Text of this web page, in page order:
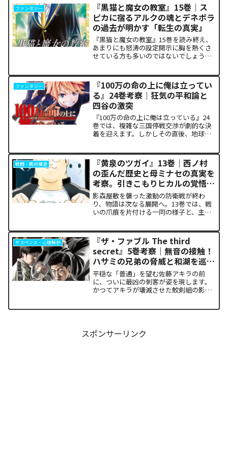
ファンタジー
『黒猫と魔女の教室』15巻｜ス
ピカに宿るアルクの魂とデネボラ
の過去が明かす「転生の真実」
『黒猫と魔女の教室』15巻を読み終え、
あまりにも怒涛の設定開示に胸を熱くさ
せている方も多いのではないでしょう
ドの裏側で、本作最大のミステリーであ
った「アルクの正体」と...
ファンタジー
『100万の命の上に俺は立ってい
る』24巻考察｜狂気の平和論と
四谷の激突
『100万の命の上に俺は立っている』24
巻では、複雑な三国停戦交渉が劇的な決
着を迎えます。しかしその直後、地球を
ち塞がります。彼が主張する「狂気の平
和論」と四谷友助たち...
戦闘・戦術構造
『黄泉のツガイ』13巻｜西ノ村
の歪んだ歴史と母ミナセの真実を
考察。引きこもりヒカルの覚悟に
震える理由
影森屋敷を襲った激動の防衛戦が終わ
り、物語は次なる展開へ。13巻では、戦
いの爪痕を片付ける一同の様子と、主人
ど熱く焦がすのでしょうか。本記事で
は、13巻で明かされた驚愕...
サスペンス・心理解析
『ザ・ファブル The third
secret』5巻考察｜無音の接触！
ハサミの兄弟の脅威と和湖を巡る
因縁の真相
平穏な「普通」を望む佐藤アキラの前
に、ついに最凶の刺客が姿を現します。
かつてアキラが壊滅させた鮫剣組の影に
スポンサーリンク